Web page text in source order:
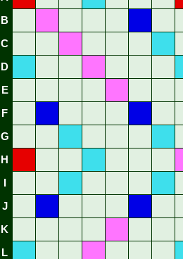
B
C
D
E
F
G
H
J
K
L